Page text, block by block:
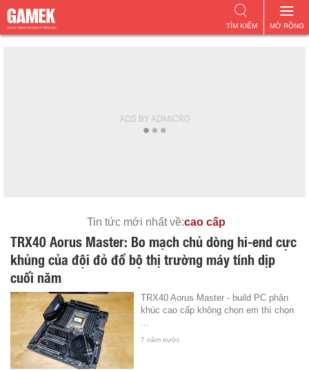
MỞ RỘNG
TÌM KIẾM
Tin tức mới nhất về:cao cấp
TRX40 Aorus Master: Bo mạch chủ dòng hi-end cực
khủng của đội đỏ đổ bộ thị trường máy tính dịp
cuối năm
TRX40 Aorus Master - build PC phân
khúc cao cấp không chọn em thì chọn
...
7 năm trước